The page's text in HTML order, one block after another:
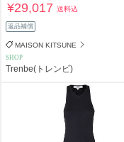
¥29,017送料込
返品補償
MAISON KITSUNE
SHOP
Trenbe(トレンビ)